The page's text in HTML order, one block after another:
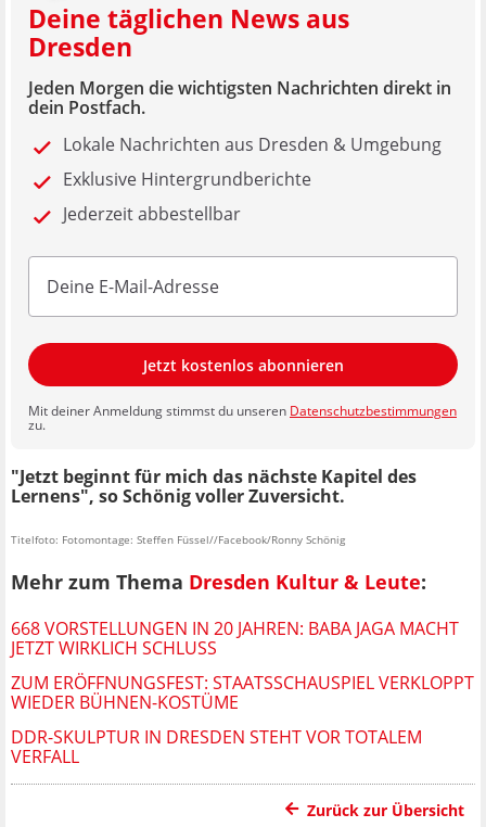
Deine täglichen News aus
Dresden
Jeden Morgen die wichtigsten Nachrichten direkt in
dein Postfach.
Lokale Nachrichten aus Dresden & Umgebung
Exklusive Hintergrundberichte
Jederzeit abbestellbar
Jetzt kostenlos abonnieren
Mit deiner Anmeldung stimmst du unseren Datenschutzbestimmungen
zu.
"Jetzt beginnt für mich das nächste Kapitel des
Lernens", so Schönig voller Zuversicht.
Titelfoto: Fotomontage: Steffen Füssel//Facebook/Ronny Schönig
Mehr zum Thema Dresden Kultur & Leute:
668 VORSTELLUNGEN IN 20 JAHREN: BABA JAGA MACHT
JETZT WIRKLICH SCHLUSS
ZUM ERÖFFNUNGSFEST: STAATSSCHAUSPIEL VERKLOPPT
WIEDER BÜHNEN-KOSTÜME
DDR-SKULPTUR IN DRESDEN STEHT VOR TOTALEM
VERFALL
Zurück zur Übersicht